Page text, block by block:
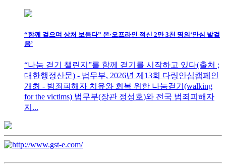
“함께 걸으며 상처 보듬다” 온·오프라인 적신 2만 3천 명의‘안심 발걸
음’
“나눔 걷기 챌린지”를 함께 걷기를 시작하고 있다(출처 ;
대한행정산문) - 법무부, 2026년 제13회 다링안심캠페인
개최 - 범죄피해자 치유와 회복 위한 나눔걷기(walking
for the victims) 법무부(장관 정성호)와 전국 범죄피해자
지...